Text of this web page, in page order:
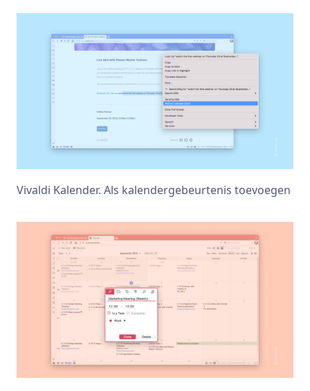
Vivaldi Kalender. Als kalendergebeurtenis toevoegen